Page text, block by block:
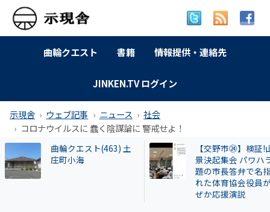
曲輪クエスト 書籍 情報提供・連絡先
JINKEN.TV ログイン
示現舎 ウェブ記事 ニュース
社会
コロナウイルスに 蠢く陰謀論に 警戒せよ！
【交野市㉔】検証!山本
景決起集会 パワハラ問
【告発スクープ】
興毅氏も被害者?
い牛肉投資に関与
片桐章浩和歌山県
説明を求める!